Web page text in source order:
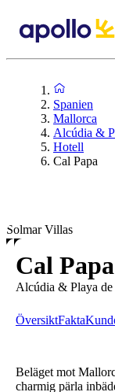
Spanien
Mallorca
Alcúdia &
Hotell
Cal Papa
Solmar Villas
Cal Papa
Alcúdia & Playa
ÖversiktFakta
Beläget mot
charmig pärla